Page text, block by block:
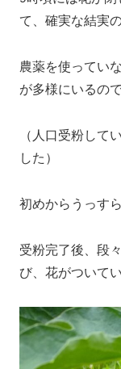
て、確実な結実
農薬を使ってい
が多様にいるの
（人口受粉して
した）
初めからうっす
受粉完了後、段
び、花がついて